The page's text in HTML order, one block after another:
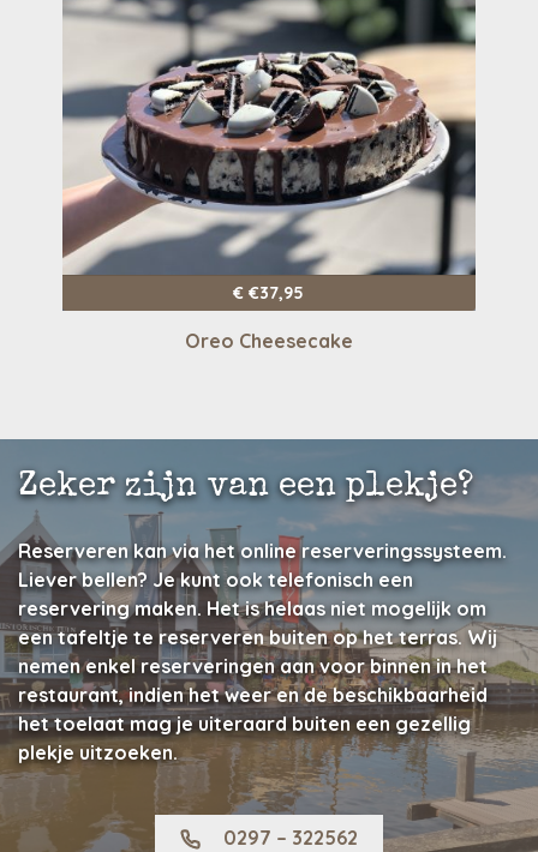
€€37,95
Oreo Cheesecake
Zeker zijn van een plekje?
Reserveren kan via het online reserveringssysteem.
Liever bellen? Je kunt ook telefonisch een
reservering maken. Het is helaas niet mogelijk om
een tafeltje te reserveren buiten op het terras. Wij
nemen enkel reserveringen aan voor binnen in het
restaurant, indien het weer en de beschikbaarheid
het toelaat mag je uiteraard buiten een gezellig
plekje uitzoeken.
0297 – 322562